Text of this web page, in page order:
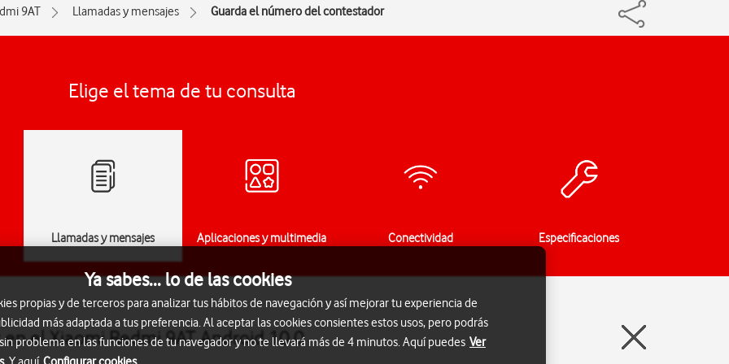
9AT Llamadas y mensajes Guarda el número del contestador
Elige el tema de tu consulta
Llamadas y mensajes Aplicaciones y multimedia Conectividad Especificaciones
el Xiaomi Redmi 9AT Android 10.0
Ya sabes... lo de las cookies
propias y de terceros para analizar tus hábitos de navegación y así mejorar tu experiencia de
más adaptada a tus preferencia. Al aceptar las cookies consientes estos usos, pero podrás
problema en las funciones de tu navegador y no te llevará más de 4 minutos. Aquí puedes Ver